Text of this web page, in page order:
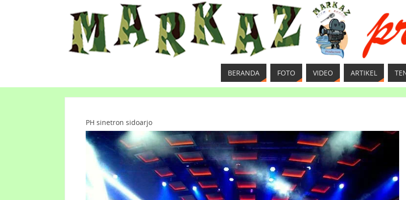
BERANDA FOTO VIDEO ARTIKEL
PH sinetron sidoarjo